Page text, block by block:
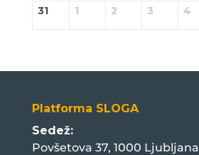
31 1 2 3 4
Platforma SLOGA
Sedež:
Povšetova 37, 1000 Ljubljana